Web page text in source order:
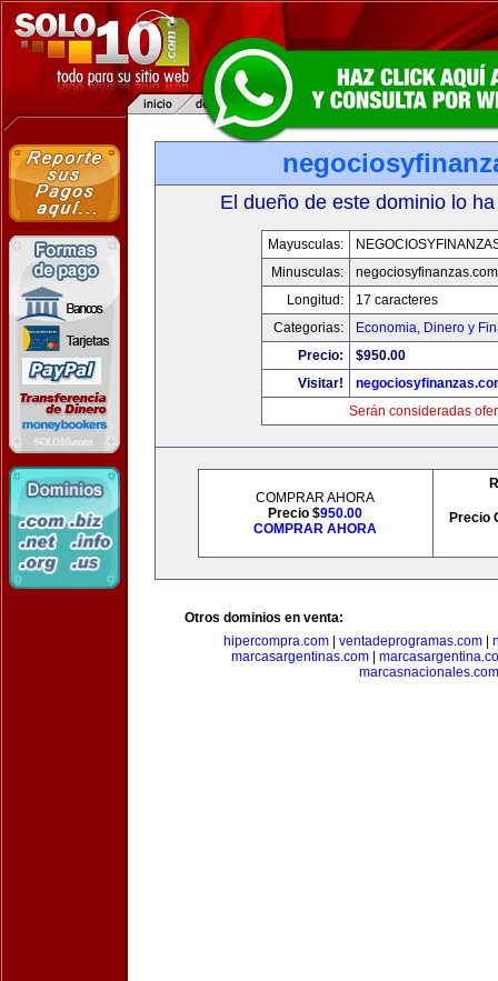
El dueño de este dominio lo
Mayusculas:
Minusculas:
negociosyfinanzas.com
Longitud:
17 caracteres
Categorias:
Economia, Dinero y
Precio:
$950.00
Visitar!
Serán consideradas
COMPRAR AHORA
Precio $950.00
COMPRAR AHORA
Precio
Otros dominios en venta:
hipercompra.com
ventadeprogramas.com
marcasargentinas.com
marcasnacionales.com